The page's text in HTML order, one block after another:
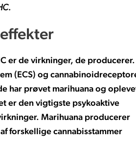
er de virkninger, de producerer.
(ECS) og
har prøvet marihuana og
er den vigtigste psykoaktive
Marihuana producerer
forskellige cannabisstammer